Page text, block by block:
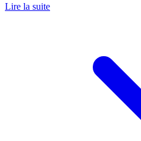
Lire la suite